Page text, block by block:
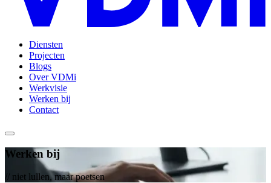
Diensten
Projecten
Blogs
Over VDMi
Werkvisie
Werken bij
Contact
Werken bij
// niet lullen, maar poetsen